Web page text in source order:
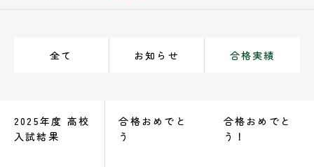
全て お知らせ 合格実績
2025年度 高校
入試結果
合格おめでと
う
合格おめでと
う！
お知らせ